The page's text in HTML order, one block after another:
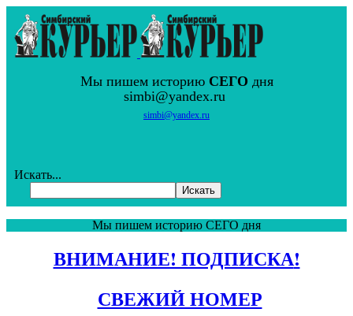
Мы пишем историю СЕГО дня
simbi@yandex.ru
simbi@yandex.ru
Искать...
Искать
Мы пишем историю СЕГО дня
ВНИМАНИЕ! ПОДПИСКА!
СВЕЖИЙ НОМЕР